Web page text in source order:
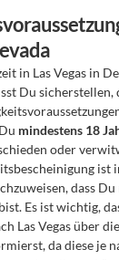
in Las Vegas in
Du sicherstellen,
mindestens 18
oder
ist
dass
Es ist wichtig,
Las Vegas über
da diese je